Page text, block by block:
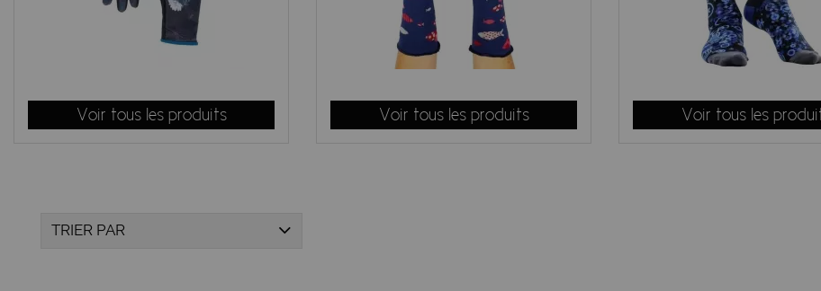
originales qui les ont déjà testés...
Chaussettes Lili Gambettes 2024 2025 :
et les socquettes fines aussi, avec de vraiment belles couleurs.
ligne. Découvrez aussi une super idée cadeau avec
les chaussettes hommecoton bio ou bambous !
Voir tous les produits Voir tous les produits Voir tous les
TRIER PAR